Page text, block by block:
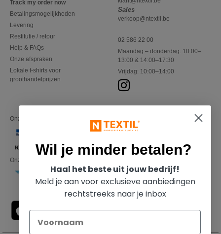
Track my order now
Betalingsmogelijkheden
Levering
Restitutie / retour
Help & FAQs
Onze afspraken
Lokale t-shirts voor
groothandelprijzen
Sales
verkoop@ntextil.be
02 586 22 00
Maandag – donderdag: 10:00–
13:00 & 14:00–17:30
Vrijdag: 10:00–14:00
Onze financiële partners
Onze transporteurs
Wil je minder betalen?
Haal het beste uit jouw bedrijf!
Meld je aan voor exclusieve aanbiedingen
rechtstreeks naar je inbox